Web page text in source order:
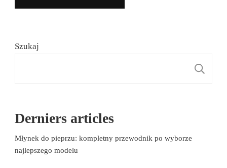
Szukaj
Derniers articles
Młynek do pieprzu: kompletny przewodnik po wyborze
najlepszego modelu